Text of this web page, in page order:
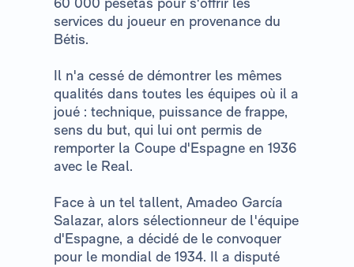
services du joueur en provenance du
Bétis.
Il n'a cessé de démontrer les mêmes
qualités dans toutes les équipes où il a
joué : technique, puissance de frappe,
sens du but, qui lui ont permis de
remporter la Coupe d'Espagne en 1936
avec le Real.
Face à un tel tallent, Amadeo García
Salazar, alors sélectionneur de l'équipe
d'Espagne, a décidé de le convoquer
pour le mondial de 1934. Il a disputé